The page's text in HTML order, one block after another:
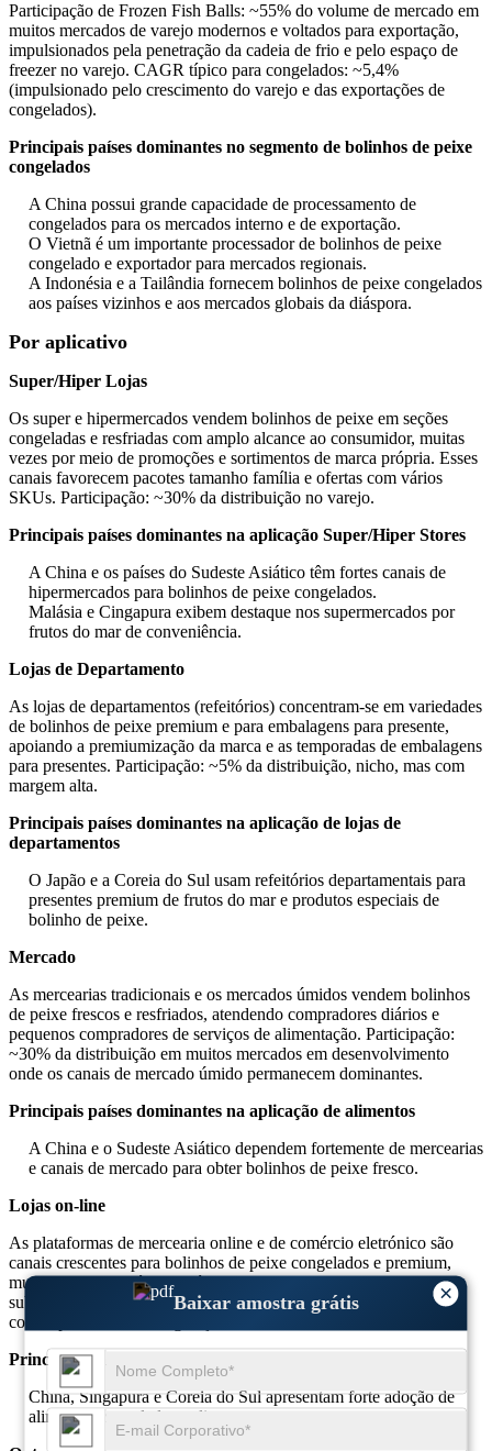
×
Baixar amostra grátis
Participação de Frozen Fish Balls: ~55% do volume de mercado em
muitos mercados de varejo modernos e voltados para exportação,
impulsionados pela penetração da cadeia de frio e pelo espaço de
freezer no varejo. CAGR típico para congelados: ~5,4%
(impulsionado pelo crescimento do varejo e das exportações de
congelados).
Principais países dominantes no segmento de bolinhos de peixe
congelados
A China possui grande capacidade de processamento de
congelados para os mercados interno e de exportação.
O Vietnã é um importante processador de bolinhos de peixe
congelado e exportador para mercados regionais.
A Indonésia e a Tailândia fornecem bolinhos de peixe congelados
aos países vizinhos e aos mercados globais da diáspora.
Por aplicativo
Super/Hiper Lojas
Os super e hipermercados vendem bolinhos de peixe em seções
congeladas e resfriadas com amplo alcance ao consumidor, muitas
vezes por meio de promoções e sortimentos de marca própria. Esses
canais favorecem pacotes tamanho família e ofertas com vários
SKUs. Participação: ~30% da distribuição no varejo.
Principais países dominantes na aplicação Super/Hiper Stores
A China e os países do Sudeste Asiático têm fortes canais de
hipermercados para bolinhos de peixe congelados.
Malásia e Cingapura exibem destaque nos supermercados por
frutos do mar de conveniência.
Lojas de Departamento
As lojas de departamentos (refeitórios) concentram-se em variedades
de bolinhos de peixe premium e para embalagens para presente,
apoiando a premiumização da marca e as temporadas de embalagens
para presentes. Participação: ~5% da distribuição, nicho, mas com
margem alta.
Principais países dominantes na aplicação de lojas de
departamentos
O Japão e a Coreia do Sul usam refeitórios departamentais para
presentes premium de frutos do mar e produtos especiais de
bolinho de peixe.
Mercado
As mercearias tradicionais e os mercados úmidos vendem bolinhos
de peixe frescos e resfriados, atendendo compradores diários e
pequenos compradores de serviços de alimentação. Participação:
~30% da distribuição em muitos mercados em desenvolvimento
onde os canais de mercado úmido permanecem dominantes.
Principais países dominantes na aplicação de alimentos
A China e o Sudeste Asiático dependem fortemente de mercearias
e canais de mercado para obter bolinhos de peixe fresco.
Lojas on-line
As plataformas de mercearia online e de comércio eletrónico são
canais crescentes para bolinhos de peixe congelados e premium,
muitas vezes através de logística de cadeia de frio e pacotes de
subscrição. Participação: ~25% e crescendo em mercados urbanos
com capacidade de refrigeração de última milha.
Principais países dominantes no aplicativo de lojas online
China, Singapura e Coreia do Sul apresentam forte adoção de
alimentos congelados online.